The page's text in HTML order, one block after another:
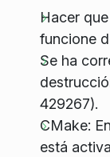
Hacer
funcione
Se ha
429267).
CMake:
está